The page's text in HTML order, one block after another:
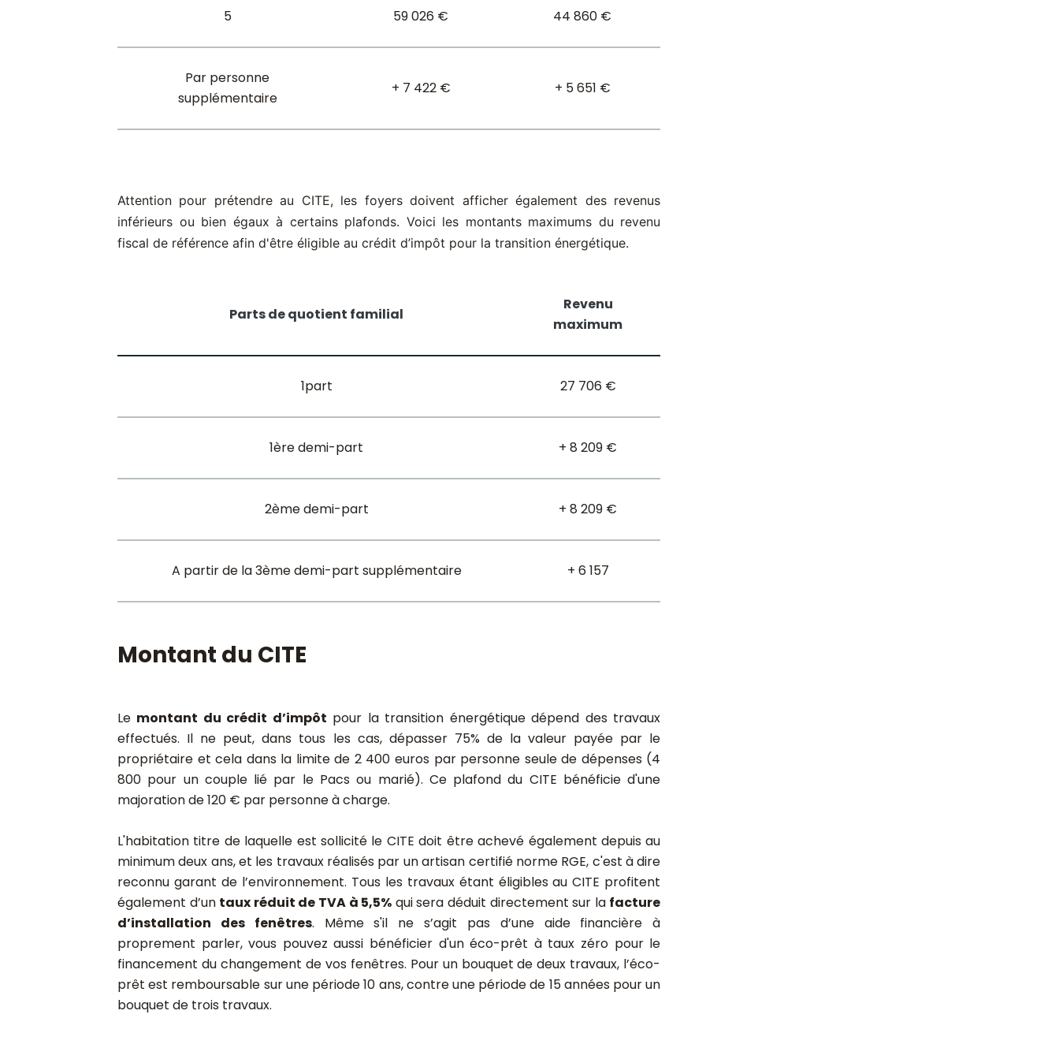
5 59 026 € 44 860 €
Par personne
supplémentaire
+ 7 422 € + 5 651 €
Attention pour prétendre au CITE, les foyers doivent afficher également des revenus
inférieurs ou bien égaux à certains plafonds. Voici les montants maximums du revenu
fiscal de référence afin d'être éligible au crédit d’impôt pour la transition énergétique.
Parts de quotient familial
Revenu
maximum
1part 27 706 €
1ère demi-part + 8 209 €
2ème demi-part + 8 209 €
A partir de la 3ème demi-part supplémentaire + 6 157
Montant du CITE
Le montant du crédit d’impôt pour la transition énergétique dépend des travaux
effectués. Il ne peut, dans tous les cas, dépasser 75% de la valeur payée par le
propriétaire et cela dans la limite de 2 400 euros par personne seule de dépenses (4
800 pour un couple lié par le Pacs ou marié). Ce plafond du CITE bénéficie d'une
majoration de 120 € par personne à charge.
L'habitation titre de laquelle est sollicité le CITE doit être achevé également depuis au
minimum deux ans, et les travaux réalisés par un artisan certifié norme RGE, c'est à dire
reconnu garant de l’environnement. Tous les travaux étant éligibles au CITE profitent
également d’un taux réduit de TVA à 5,5% qui sera déduit directement sur la facture
d’installation des fenêtres. Même s'il ne s’agit pas d’une aide financière à
proprement parler, vous pouvez aussi bénéficier d'un éco-prêt à taux zéro pour le
financement du changement de vos fenêtres. Pour un bouquet de deux travaux, l’éco-
prêt est remboursable sur une période 10 ans, contre une période de 15 années pour un
bouquet de trois travaux.